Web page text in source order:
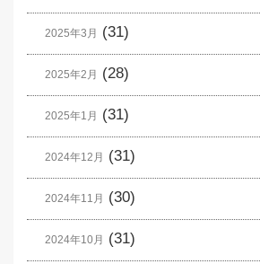
2025年3月 (31)
2025年2月 (28)
2025年1月 (31)
2024年12月 (31)
2024年11月 (30)
2024年10月 (31)